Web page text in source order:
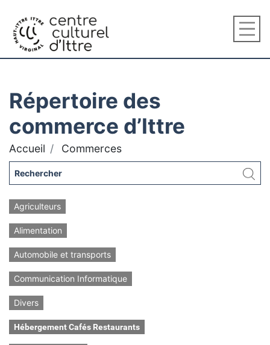
Répertoire des
commerce d’Ittre
Accueil Commerces
Agriculteurs
Alimentation
Automobile et transports
Communication Informatique
Divers
Hébergement Cafés Restaurants